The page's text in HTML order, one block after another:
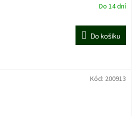
Do 14 dní
Do košíku
Kód: 200913